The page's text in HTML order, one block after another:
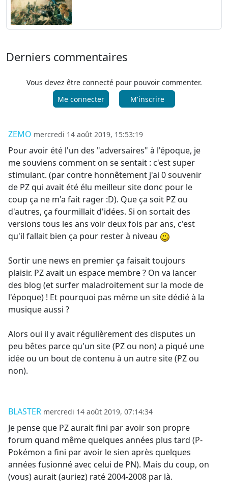
Derniers commentaires
Vous devez être connecté pour pouvoir commenter.
Me connecter
M'inscrire
ZEMO mercredi 14 août 2019, 15:53:19
Pour avoir été l'un des "adversaires" à l'époque, je
me souviens comment on se sentait : c'est super
stimulant. (par contre honnêtement j'ai 0 souvenir
de PZ qui avait été élu meilleur site donc pour le
coup ça ne m'a fait rager :D). Que ça soit PZ ou
d'autres, ça fourmillait d'idées. Si on sortait des
versions tous les ans voir deux fois par ans, c'est
qu'il fallait bien ça pour rester à niveau
Sortir une news en premier ça faisait toujours
plaisir. PZ avait un espace membre ? On va lancer
des blog (et surfer maladroitement sur la mode de
l'époque) ! Et pourquoi pas même un site dédié à la
musique aussi ?
Alors oui il y avait régulièrement des disputes un
peu bêtes parce qu'un site (PZ ou non) a piqué une
idée ou un bout de contenu à un autre site (PZ ou
non).
BLASTER mercredi 14 août 2019, 07:14:34
Je pense que PZ aurait fini par avoir son propre
forum quand même quelques années plus tard (P-
Pokémon a fini par avoir le sien après quelques
années fusionné avec celui de PN). Mais du coup, on
(vous) aurait (auriez) raté 2004-2008 par là.